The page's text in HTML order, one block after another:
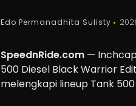
Edo Permanadhita Sulisty
SpeednRide.com—
500 Diesel Black Warrior
melengkapi lineup Tank